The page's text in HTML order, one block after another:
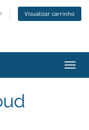
Visualizar carrinho